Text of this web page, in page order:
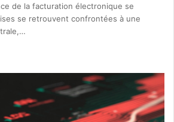
de la facturation électronique se
se retrouvent confrontées à une